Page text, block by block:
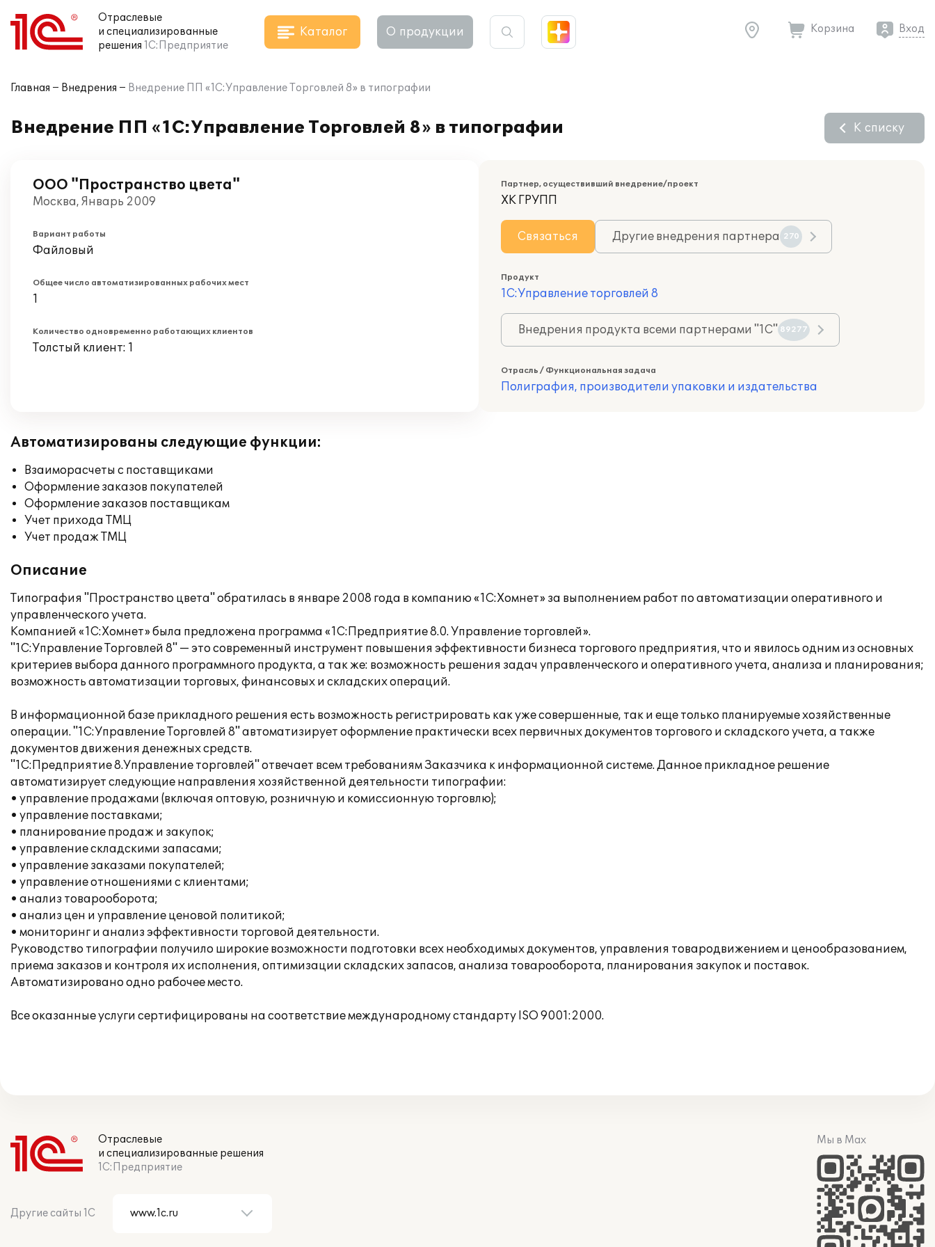
Отраслевые
и специализированные
решения 1С:Предприятие
Каталог О продукции Корзина Вход
Главная Внедрения Внедрение ПП «1С:Управление Торговлей 8» в типографии
Внедрение ПП «1С:Управление Торговлей 8» в типографии К списку
ООО "Пространство цвета"
Москва, Январь 2009
Вариант работы
Файловый
Общее число автоматизированных рабочих мест
1
Количество одновременно работающих клиентов
Толстый клиент: 1
Партнер, осуществивший внедрение/проект
ХК ГРУПП
Связаться Другие внедрения партнера 270
Продукт
1С:Управление торговлей 8
Внедрения продукта всеми партнерами "1С" 89277
Отрасль / Функциональная задача
Полиграфия, производители упаковки и издательства
Автоматизированы следующие функции:
Взаиморасчеты с поставщиками
Оформление заказов покупателей
Оформление заказов поставщикам
Учет прихода ТМЦ
Учет продаж ТМЦ
Описание
Типография "Пространство цвета" обратилась в январе 2008 года в компанию «1С:Хомнет» за выполнением работ по автоматизации оперативного и
управленческого учета.
Компанией «1С:Хомнет» была предложена программа «1С:Предприятие 8.0. Управление торговлей».
"1С:Управление Торговлей 8" — это современный инструмент повышения эффективности бизнеса торгового предприятия, что и явилось одним из основных
критериев выбора данного программного продукта, а так же: возможность решения задач управленческого и оперативного учета, анализа и планирования;
возможность автоматизации торговых, финансовых и складских операций.
В информационной базе прикладного решения есть возможность регистрировать как уже совершенные, так и еще только планируемые хозяйственные
операции. "1С:Управление Торговлей 8" автоматизирует оформление практически всех первичных документов торгового и складского учета, а также
документов движения денежных средств.
"1С:Предприятие 8.Управление торговлей" отвечает всем требованиям Заказчика к информационной системе. Данное прикладное решение
автоматизирует следующие направления хозяйственной деятельности типографии:
• управление продажами (включая оптовую, розничную и комиссионную торговлю);
• управление поставками;
• планирование продаж и закупок;
• управление складскими запасами;
• управление заказами покупателей;
• управление отношениями с клиентами;
• анализ товарооборота;
• анализ цен и управление ценовой политикой;
• мониторинг и анализ эффективности торговой деятельности.
Руководство типографии получило широкие возможности подготовки всех необходимых документов, управления товародвижением и ценообразованием,
приема заказов и контроля их исполнения, оптимизации складских запасов, анализа товарооборота, планирования закупок и поставок.
Автоматизировано одно рабочее место.
Все оказанные услуги сертифицированы на соответствие международному стандарту ISO 9001:2000.
Отраслевые
и специализированные решения
1С:Предприятие
Другие сайты 1С
Мы в Max